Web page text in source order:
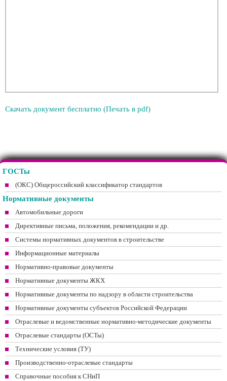
Скачать документ бесплатно (Печать в pdf)
ГОСТы
(ОКС) Общероссийский классификатор стандартов
Нормативные документы
Автомобильные дороги
Директивные письма, положения, рекомендации и др.
Системы нормативных документов в строительстве
Информационные материалы
Нормативно-правовые документы
Нормативные документы ЖКХ
Нормативные документы по надзору в области строительства
Нормативные документы субъектов Российской Федерации
Отраслевые и ведомственные нормативно-методические документы
Отраслевые стандарты (ОСТы)
Технические условия (ТУ)
Производственно-отраслевые стандарты
Справочные пособия к СНиП